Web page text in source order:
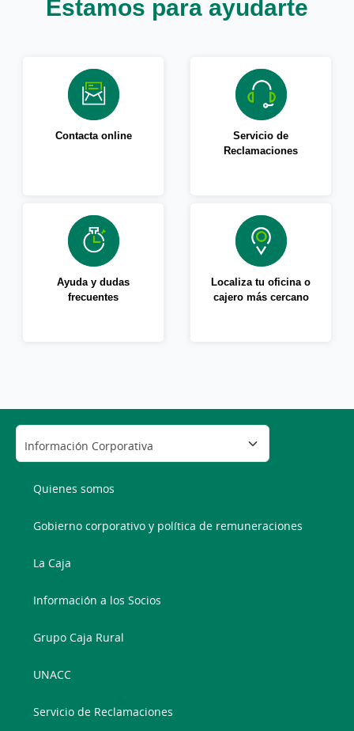
Estamos para ayudarte
Contacta online
Servicio de
Reclamaciones
Ayuda y dudas
frecuentes
Localiza tu oficina o
cajero más cercano
Quienes somos
Gobierno corporativo y política de remuneraciones
La Caja
Información a los Socios
Grupo Caja Rural
UNACC
Servicio de Reclamaciones